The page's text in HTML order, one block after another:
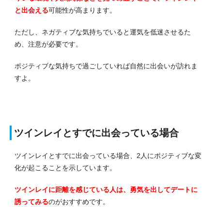
と出会える可能性が高まります。
ただし、ネガティブな気持ちでいると運気を低迷させるた
め、注意が必要です。
ポジティブな気持ちで過ごしていれば自然に出会いが訪れま
すよ。
ツインレイとすでに出会っている場合
ツインレイとすでに出会っている場合、2人にポジティブな変
化が起こることを示しています。
ツインレイに距離を感じている人は、勇気を出してデートに
誘ってみるのがおすすめです。